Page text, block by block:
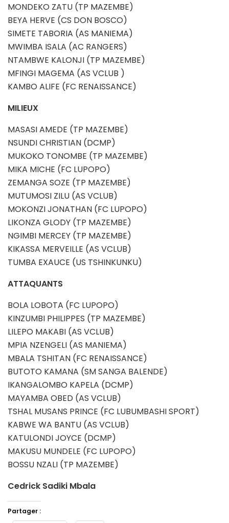
MONDEKO ZATU (TP MAZEMBE)
BEYA HERVE (CS DON BOSCO)
SIMETE TABORIA (AS MANIEMA)
MWIMBA ISALA (AC RANGERS)
NTAMBWE KALONJI (TP MAZEMBE)
MFINGI MAGEMA (AS VCLUB )
KAMBO ALIFE (FC RENAISSANCE)
MILIEUX
MASASI AMEDE (TP MAZEMBE)
NSUNDI CHRISTIAN (DCMP)
MUKOKO TONOMBE (TP MAZEMBE)
MIKA MICHE (FC LUPOPO)
ZEMANGA SOZE (TP MAZEMBE)
MUTUMOSI ZILU (AS VCLUB)
MOKONZI JONATHAN (FC LUPOPO)
LIKONZA GLODY (TP MAZEMBE)
NGIMBI MERCEY (TP MAZEMBE)
KIKASSA MERVEILLE (AS VCLUB)
TUMBA EXAUCE (US TSHINKUNKU)
ATTAQUANTS
BOLA LOBOTA (FC LUPOPO)
KINZUMBI PHILIPPES (TP MAZEMBE)
LILEPO MAKABI (AS VCLUB)
MPIA NZENGELI (AS MANIEMA)
MBALA TSHITAN (FC RENAISSANCE)
BUTOTO KAMANA (SM SANGA BALENDE)
IKANGALOMBO KAPELA (DCMP)
MAYAMBA OBED (AS VCLUB)
TSHAL MUSANS PRINCE (FC LUBUMBASHI SPORT)
KABWE WA BANTU (AS VCLUB)
KATULONDI JOYCE (DCMP)
MAKUSU MUNDELE (FC LUPOPO)
BOSSU NZALI (TP MAZEMBE)
Cedrick Sadiki Mbala
Partager :